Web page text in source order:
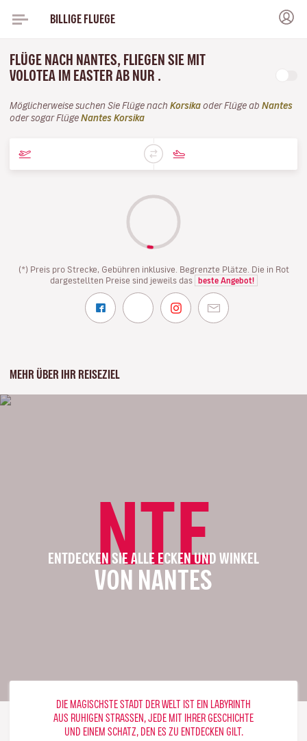
BILLIGE FLUEGE
FLÜGE NACH NANTES, FLIEGEN SIE MIT
VOLOTEA IM EASTER AB NUR .
Möglicherweise suchen Sie Flüge nach Korsika oder Flüge ab Nantes
oder sogar Flüge Nantes Korsika
(*) Preis pro Strecke, Gebühren inklusive. Begrenzte Plätze. Die in Rot
dargestellten Preise sind jeweils das
beste Angebot!
MEHR ÜBER IHR REISEZIEL
NTE
ENTDECKEN SIE ALLE ECKEN UND WINKEL
VON NANTES
DIE MAGISCHSTE STADT DER WELT IST EIN LABYRINTH
AUS RUHIGEN STRASSEN, JEDE MIT IHRER GESCHICHTE U
ND EINEM SCHATZ, DEN ES ZU ENTDECKEN GILT.